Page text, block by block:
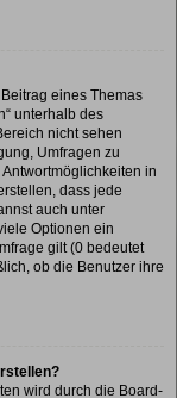
eines Themas
unterhalb des
nicht sehen
Umfragen zu
in
dass jede
auch unter
Optionen ein
gilt (0 bedeutet
ob die Benutzer ihre
wird durch die Board-